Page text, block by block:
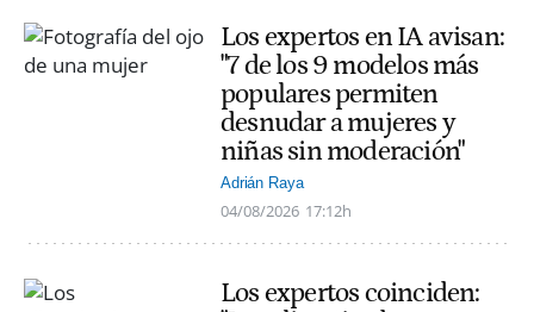
Los expertos en IA avisan:
"7 de los 9 modelos más
populares permiten
desnudar a mujeres y
niñas sin moderación"
Adrián Raya
04/08/2026 17:12h
Los expertos coinciden: